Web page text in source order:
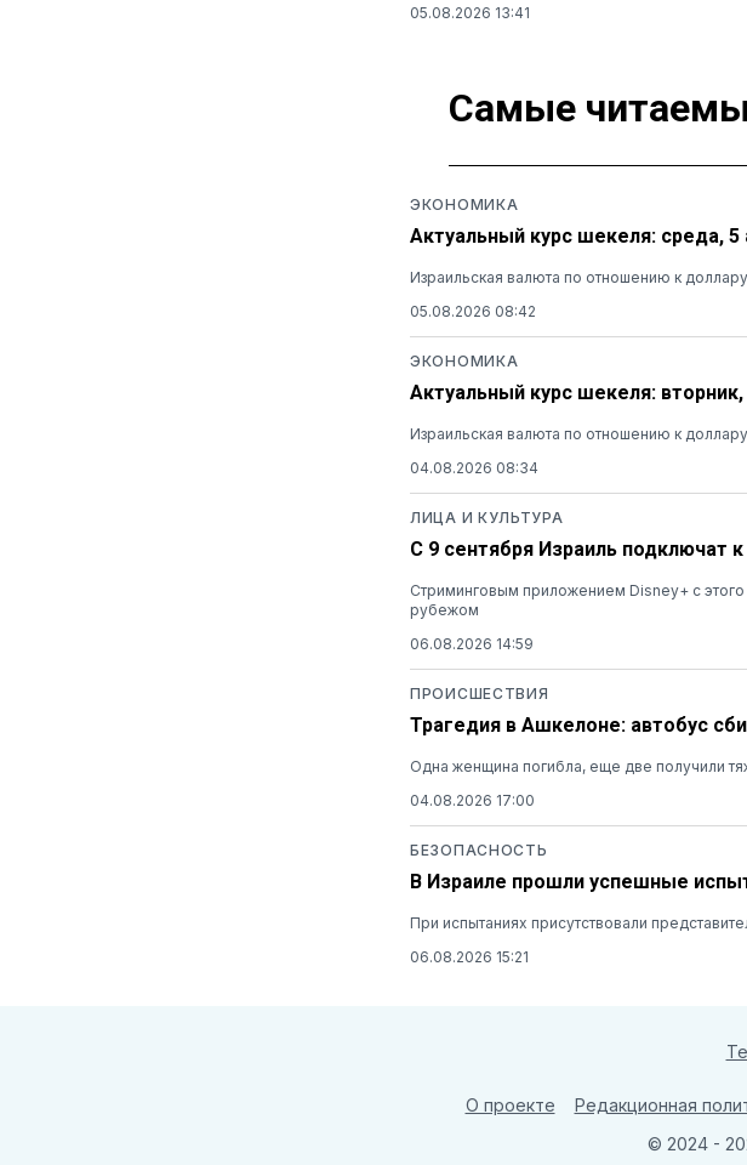
05.08.2026 13:41
Самые
ЭКОНОМИКА
Актуальный курс шекеля: среда, 5
Израильская валюта по отношению к
05.08.2026 08:42
ЭКОНОМИКА
Актуальный курс шекеля: вторник,
Израильская валюта по отношению к
04.08.2026 08:34
ЛИЦА И КУЛЬТУРА
С 9 сентября Израиль подключат
Стриминговым приложением Disney+ с
рубежом
06.08.2026 14:59
ПРОИСШЕСТВИЯ
Трагедия в Ашкелоне: автобус
Одна женщина погибла, еще две получили
04.08.2026 17:00
БЕЗОПАСНОСТЬ
В Израиле прошли успешные
При испытаниях присутствовали
06.08.2026 15:21
О проекте Редакционная
© 2024 -